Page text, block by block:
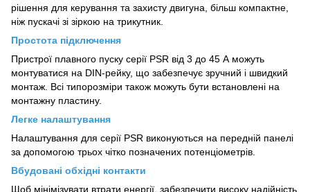
рішення для керування та захисту двигуна, більш компактне,
ніж пускачі зі зіркою на трикутник.
Простота підключення
Пристрої плавного пуску серії PSR від 3 до 45 А можуть
монтуватися на DIN-рейку, що забезпечує зручний і швидкий
монтаж. Всі типорозміри також можуть бути встановлені на
монтажну пластину.
Легке налаштування
Налаштування для серії PSR виконуються на передній панелі
за допомогою трьох чітко позначених потенціометрів.
Вбудовані обхідні контакти
Щоб мінімізувати втрати енергії, забезпечити високу надійність